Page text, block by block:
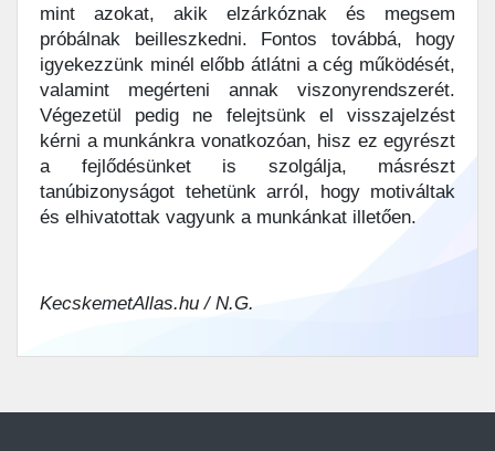
mint azokat, akik elzárkóznak és megsem
próbálnak beilleszkedni. Fontos továbbá, hogy
igyekezzünk minél előbb átlátni a cég működését,
valamint megérteni annak viszonyrendszerét.
Végezetül pedig ne felejtsünk el visszajelzést
kérni a munkánkra vonatkozóan, hisz ez egyrészt
a fejlődésünket is szolgálja, másrészt
tanúbizonyságot tehetünk arról, hogy motiváltak
és elhivatottak vagyunk a munkánkat illetően.
KecskemetAllas.hu / N.G.